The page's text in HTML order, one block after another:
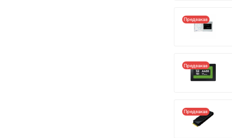
Предзаказ
Предзаказ
Предзаказ